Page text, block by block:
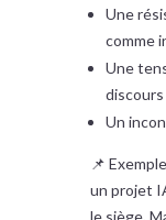
Une
comme
Une
Un
📌
un projet
le siège.